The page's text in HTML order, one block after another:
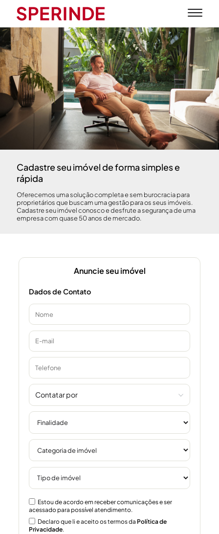
Cadastre seu imóvel de forma simples e
rápida
Oferecemos uma solução completa e sem burocracia para
proprietários que buscam uma gestão para os seus imóveis.
Cadastre seu imóvel conosco e desfrute a segurança de uma
empresa com quase 50 anos de mercado.
Anuncie seu imóvel
Dados de Contato
Contatar por
Estou de acordo em receber comunicações e ser
acessado para possível atendimento.
Declaro que li e aceito os termos da Política de
Privacidade.